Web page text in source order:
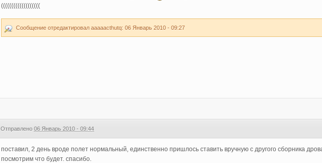
(((((((((((((((((((
Сообщение отредактировал aaaaacthutq: 06 Январь 2010 - 09:27
Отправлено06 Январь 2010 - 09:44
поставил, 2 день вроде полет нормальный, единственно пришлось ставить вручную с другого сборника
посмотрим что будет. спасибо.